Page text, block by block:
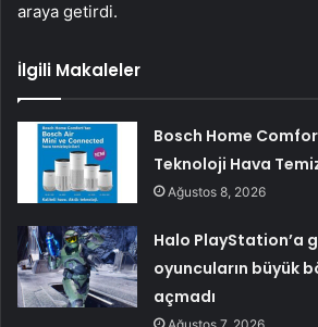
araya getirdi.
İlgili Makaleler
Bosch Home
Teknoloji Hava
Ağustos 8, 2026
Halo PlayStation’a
oyuncuların büyük
açmadı